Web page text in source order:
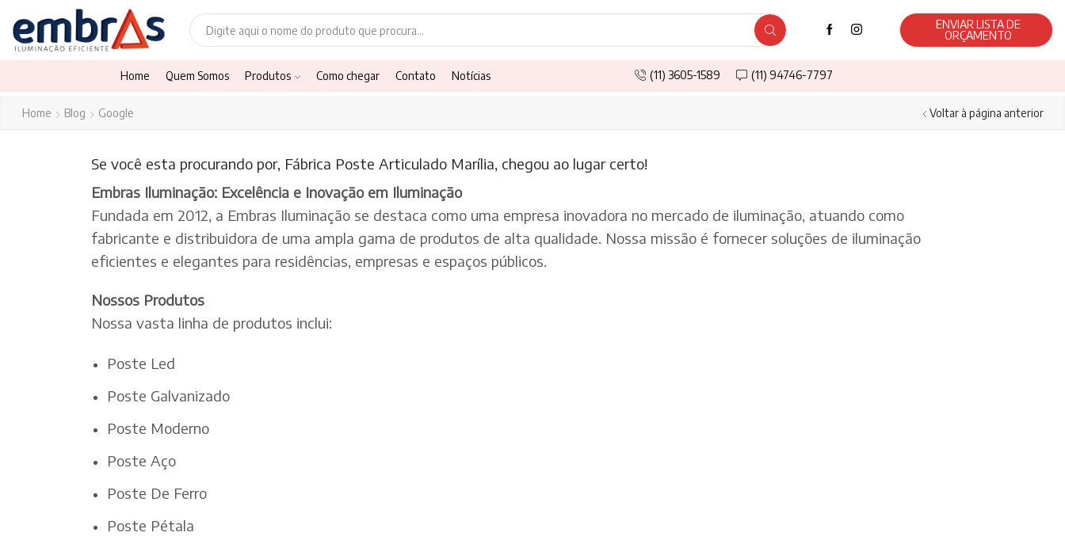
ENVIAR LISTA DE
ORÇAMENTO
Home Quem Somos Produtos Como chegar Contato Notícias (11) 3605-1589 (11) 94746-7797
Voltar à página anterior
Home Blog Google
Se você esta procurando por, Fábrica Poste Articulado Marília, chegou ao lugar certo!
Embras Iluminação: Excelência e Inovação em Iluminação
Fundada em 2012, a Embras Iluminação se destaca como uma empresa inovadora no mercado de iluminação, atuando como
fabricante e distribuidora de uma ampla gama de produtos de alta qualidade. Nossa missão é fornecer soluções de iluminação
eficientes e elegantes para residências, empresas e espaços públicos.
Nossos Produtos
Nossa vasta linha de produtos inclui:
Poste Led
Poste Galvanizado
Poste Moderno
Poste Aço
Poste De Ferro
Poste Pétala